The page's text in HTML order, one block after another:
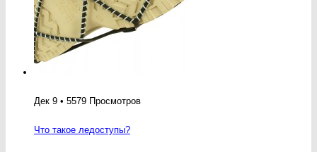
Дек 9 • 5579 Просмотров
Что такое ледоступы?